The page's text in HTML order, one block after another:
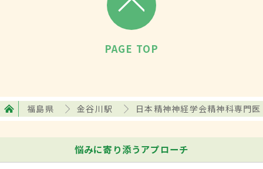
PAGE TOP
福島県 金谷川駅 日本精神神経学会精神科専門医
悩みに寄り添うアプローチ